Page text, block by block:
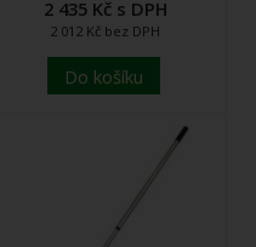
2 435 Kč s DPH
2 012 Kč bez DPH
Do košíku